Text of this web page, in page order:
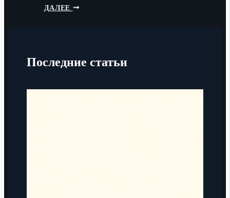
ДАЛЕЕ
Последние статьи